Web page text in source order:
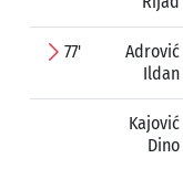
77'
Adrović
Ildan
Kajović
Dino